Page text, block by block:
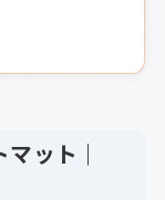
ット｜